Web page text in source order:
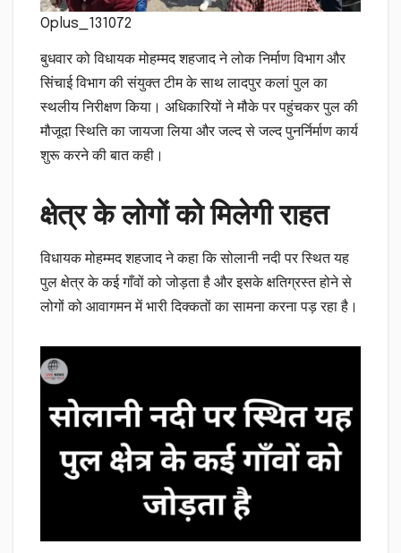
Oplus_131072
बुधवार को विधायक मोहम्मद शहजाद ने लोक निर्माण विभाग और
सिंचाई विभाग की संयुक्त टीम के साथ लादपुर कलां पुल का
स्थलीय निरीक्षण किया। अधिकारियों ने मौके पर पहुंचकर पुल की
मौजूदा स्थिति का जायजा लिया और जल्द से जल्द पुनर्निर्माण कार्य
शुरू करने की बात कही।
क्षेत्र के लोगों को मिलेगी राहत
विधायक मोहम्मद शहजाद ने कहा कि सोलानी नदी पर स्थित यह
पुल क्षेत्र के कई गाँवों को जोड़ता है और इसके क्षतिग्रस्त होने से
लोगों को आवागमन में भारी दिक्कतों का सामना करना पड़ रहा है।